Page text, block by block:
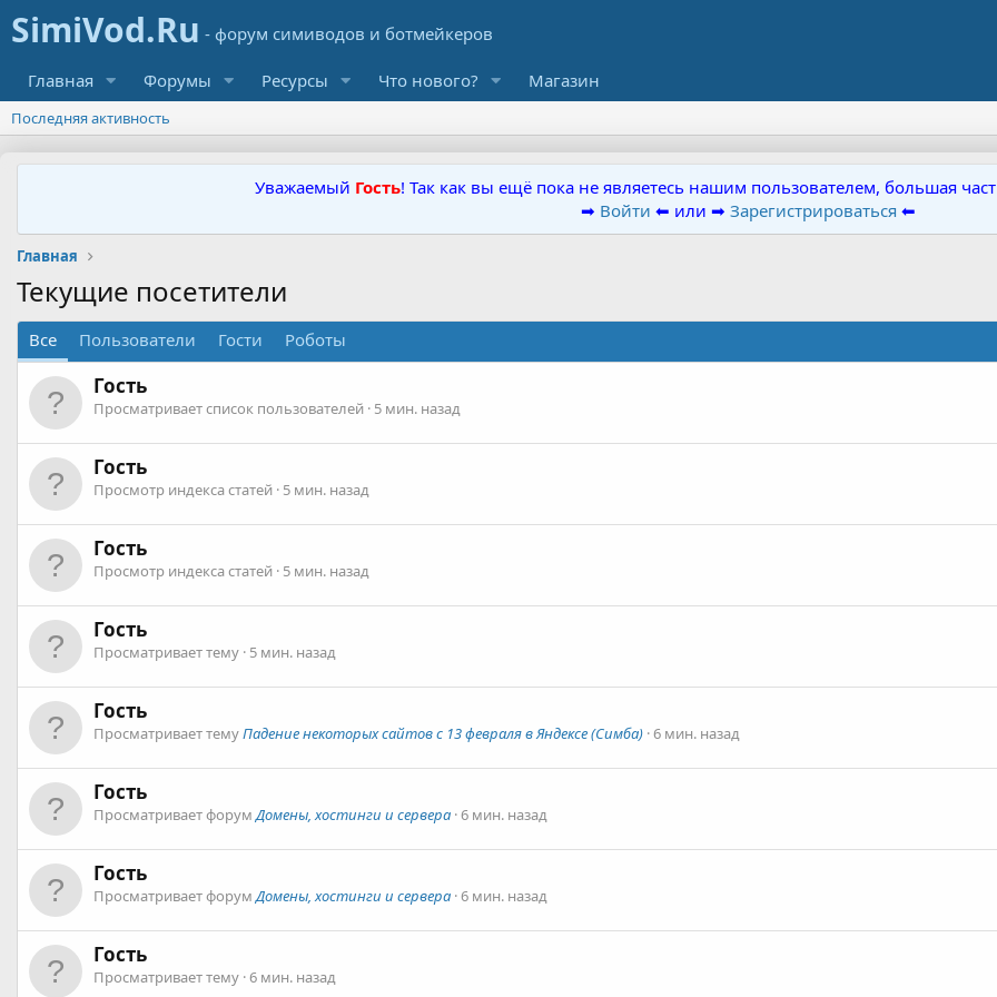
Главная Форумы Ресурсы Что нового? Магазин
Последняя активность
Уважаемый Гость! Так как вы ещё пока не являетесь нашим пользователем, большая
➡ Войти ⬅ или ➡ Зарегистрироваться ⬅
Главная
Текущие посетители
Все Пользователи Гости Роботы
Гость
Просматривает список пользователей 5 мин. назад
Гость
Просмотр индекса статей 5 мин. назад
Гость
Просмотр индекса статей 5 мин. назад
Гость
Просматривает тему 5 мин. назад
Гость
Просматривает темуПадение некоторых сайтов с 13 февраля в Яндексе (Симба) 6 мин. назад
Гость
Просматривает форумДомены, хостинги и сервера 6 мин. назад
Гость
Просматривает форумДомены, хостинги и сервера 6 мин. назад
Гость
Просматривает тему 6 мин. назад